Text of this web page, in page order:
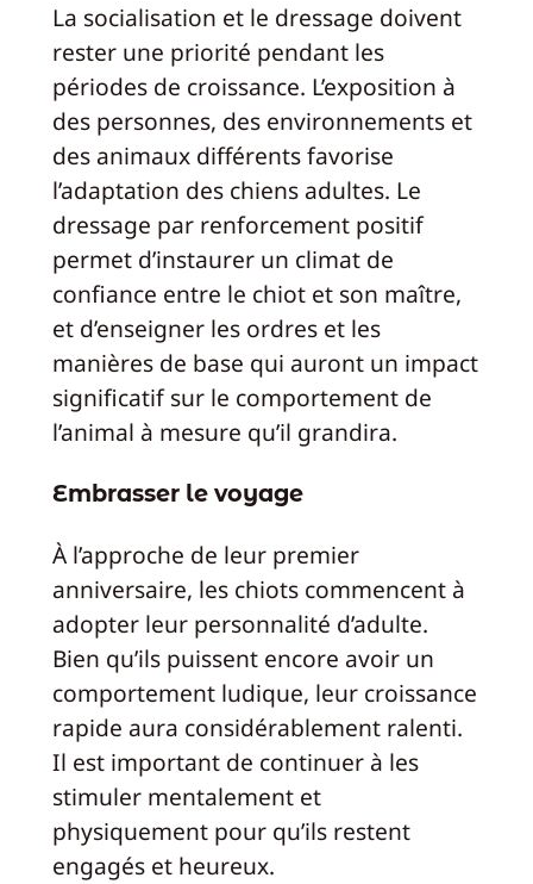
La socialisation et le dressage doivent
rester une priorité pendant les
périodes de croissance. L’exposition à
des personnes, des environnements et
des animaux différents favorise
l’adaptation des chiens adultes. Le
dressage par renforcement positif
permet d’instaurer un climat de
confiance entre le chiot et son maître,
et d’enseigner les ordres et les
manières de base qui auront un impact
significatif sur le comportement de
l’animal à mesure qu’il grandira.
Embrasser le voyage
À l’approche de leur premier
anniversaire, les chiots commencent à
adopter leur personnalité d’adulte.
Bien qu’ils puissent encore avoir un
comportement ludique, leur croissance
rapide aura considérablement ralenti.
Il est important de continuer à les
stimuler mentalement et
physiquement pour qu’ils restent
engagés et heureux.